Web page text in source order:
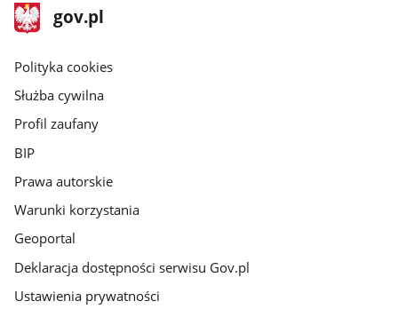
stopka
gov.pl
Strona
gov.pl
gov.pl
Polityka cookies
Służba cywilna
Profil zaufany
BIP
Prawa autorskie
Warunki korzystania
Geoportal
Deklaracja dostępności serwisu Gov.pl
Ustawienia prywatności